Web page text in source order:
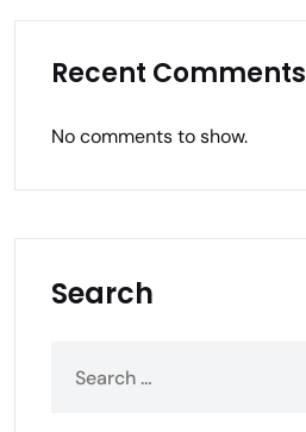
Recent Comments
No comments to show.
Search